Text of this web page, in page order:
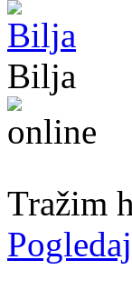
Bilja
Tražim